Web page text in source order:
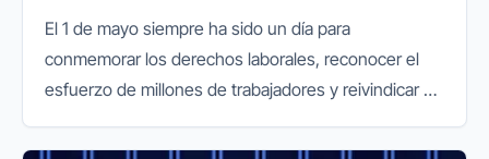
El 1 de mayo siempre ha sido un día para
conmemorar los derechos laborales, reconocer el
esfuerzo de millones de trabajadores y reivindicar un
esta fecha adquiere un nuevo...